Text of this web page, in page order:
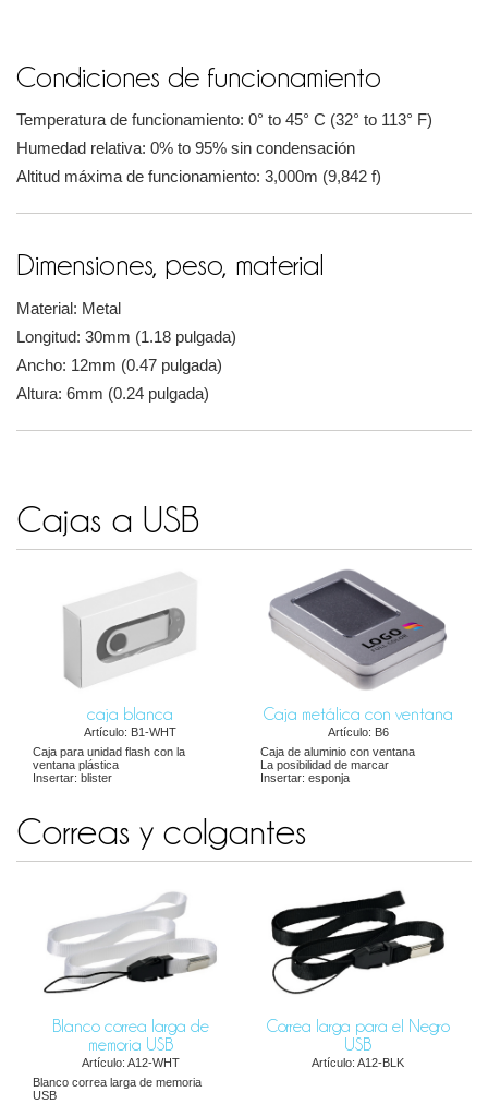
Condiciones de funcionamiento
Temperatura de funcionamiento: 0° to 45° C (32° to 113° F)
Humedad relativa: 0% to 95% sin condensación
Altitud máxima de funcionamiento: 3,000m (9,842 f)
Dimensiones, peso, material
Material: Metal
Longitud: 30mm (1.18 pulgada)
Ancho: 12mm (0.47 pulgada)
Altura: 6mm (0.24 pulgada)
Cajas a USB
caja blanca
Artículo: B1-WHT
Caja para unidad flash con la
ventana plástica
Insertar: blister
Caja metálica con ventana
Artículo: B6
Caja de aluminio con ventana
La posibilidad de marcar
Insertar: esponja
Correas y colgantes
Blanco correa larga de
memoria USB
Artículo: A12-WHT
Blanco correa larga de memoria
USB
Correa larga para el Negro
USB
Artículo: A12-BLK